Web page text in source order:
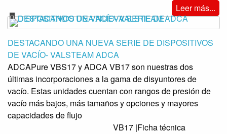
Leer más...
DESTACANDO UNA NUEVA SERIE DE DISPOSITIVOS
DE VACÍO- VALSTEAM ADCA
ADCAPure VBS17 y ADCA VB17 son nuestras dos
últimas incorporaciones a la gama de disyuntores de
vacío. Estas unidades cuentan con rangos de presión de
vacío más bajos, más tamaños y opciones y mayores
capacidades de flujo
VB17 |Ficha técnica